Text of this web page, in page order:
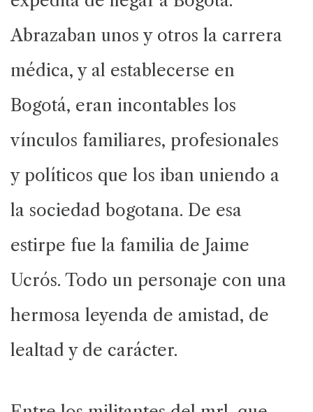
Abrazaban unos y otros la carrera
médica, y al establecerse en
Bogotá, eran incontables los
vínculos familiares, profesionales
y políticos que los iban uniendo a
la sociedad bogotana. De esa
estirpe fue la familia de Jaime
Ucrós. Todo un personaje con una
hermosa leyenda de amistad, de
lealtad y de carácter.